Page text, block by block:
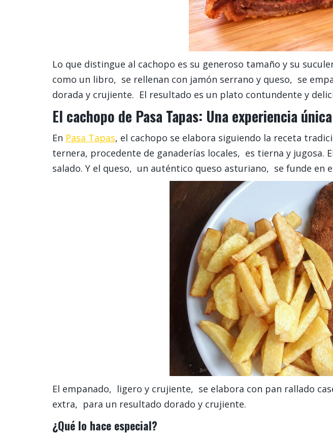
Lo que distingue al cachopo es su generoso tamaño y su
como un libro, se rellenan con jamón serrano y queso, se
dorada y crujiente. El resultado es un plato contundente y
El cachopo de Pasa Tapas: Una experiencia única
En Pasa Tapas, el cachopo se elabora siguiendo la receta
ternera, procedente de ganaderías locales, es tierna y
salado. Y el queso, un auténtico queso asturiano, se funde
El empanado, ligero y crujiente, se elabora con pan rallado
extra, para un resultado dorado y crujiente.
¿Qué lo hace especial?